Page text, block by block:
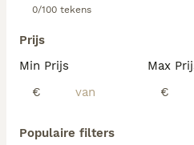
0/100 tekens
Prijs
Min Prijs
€
Max
€
Populaire filters